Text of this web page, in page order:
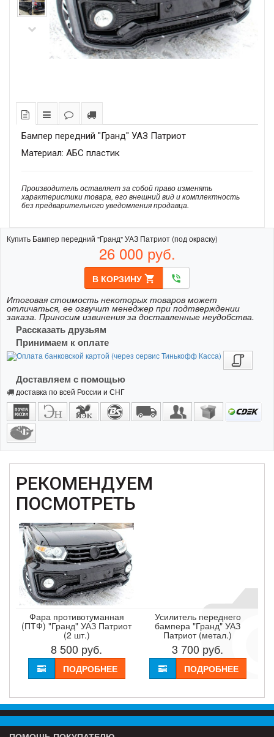
Бампер передний "Гранд" УАЗ Патриот
Материал: АБС пластик
Производитель оставляет за собой право изменять
характеристики товара, его внешний вид и комплектность
без предварительного уведомления продавца.
Купить Бампер передний "Гранд" УАЗ Патриот (под окраску)
26 000 руб.
В КОРЗИНУ shopping_cart phone_in_talk
Итоговая стоимость некоторых товаров может
отличаться, ее озвучит менеджер при подтверждении
заказа. Приносим извинения за доставленные неудобства.
Рассказать друзьям
Принимаем к оплате
Доставляем с помощью
доставка по всей России и СНГ
РЕКОМЕНДУЕМ
ПОСМОТРЕТЬ
Фара противотуманная
(ПТФ) "Гранд" УАЗ Патриот
(2 шт.)
8 500 руб.
ПОДРОБНЕЕ
Усилитель переднего
бампера "Гранд" УАЗ
Патриот (метал.)
3 700 руб.
ПОДРОБНЕЕ